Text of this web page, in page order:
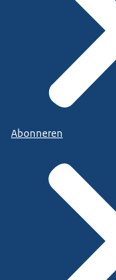
Abonneren